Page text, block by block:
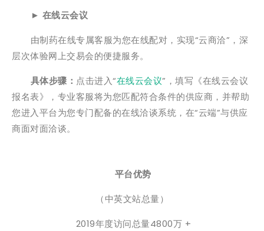
► 在线云会议
由制药在线专属客服为您在线配对，实现“云商洽”，深
层次体验网上交易会的便捷服务。
具体步骤： 点击进入“在线云会议”，填写《在线云会议
报名表》，专业客服将为您匹配符合条件的供应商，并帮助
您进入平台为您专门配备的在线洽谈系统，在“云端”与供应
商面对面洽谈。
平台优势
（中英文站总量）
2019年度访问总量4800万 +